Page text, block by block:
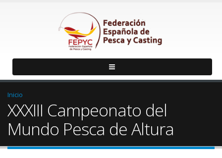
Inicio
XXXIII Campeonato del
Mundo Pesca de Altura